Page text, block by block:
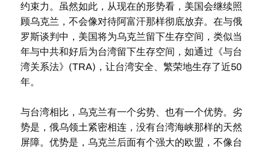
约束力。虽然如此，从现在的形势看，美国会继续照
顾乌克兰，不会像对待阿富汗那样彻底放弃。在与俄
罗斯谈判中，美国将为乌克兰留下生存空间，类似当
年与中共和好后为台湾留下生存空间，如通过《与台
湾关系法》(TRA)，让台湾安全、繁荣地生存了近50
年。
与台湾相比，乌克兰有一个劣势、也有一个优势。劣
势是，俄乌领土紧密相连，没有台湾海峡那样的天然
屏障。优势是，乌克兰后面有个强大的欧盟，不像台